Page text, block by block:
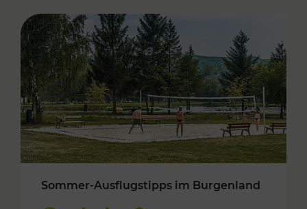
Sommer-Ausflugstipps im Burgenland